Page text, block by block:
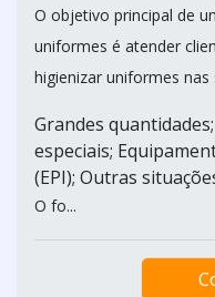
O objetivo principal de
uniformes é atender
higienizar uniformes
Grandes
especiais;
(EPI); Outras
O fo...